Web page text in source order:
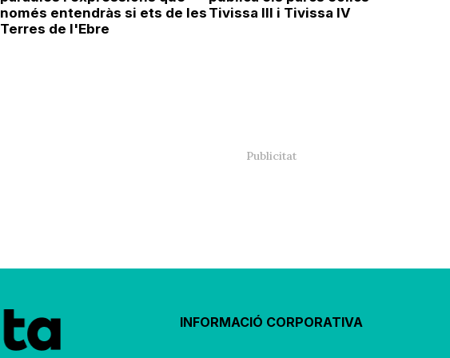
només entendràs si ets de les
Terres de l'Ebre
Tivissa III i Tivissa IV
INFORMACIÓ CORPORATIVA